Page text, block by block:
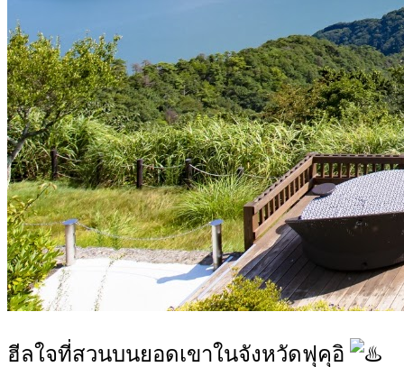
ฮีลใจที่สวนบนยอดเขาในจังหวัดฟุคุอิ